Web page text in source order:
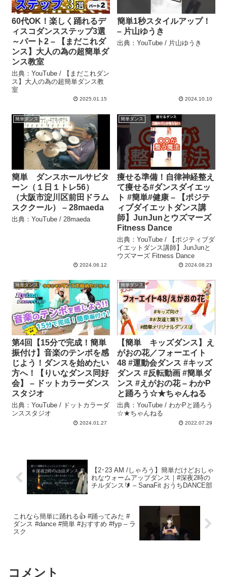
60代OK！楽しく踊れるデ
ィスコダンスステップ3選
～パート2 – 【まだこれダ
ンス】大人の為の超簡単ダ
ンス教室
出典：YouTube / 【まだこれダン
ス】大人の為の超簡単ダンス教
室
2025.01.15
簡単1秒スタイルアップ！
– 片山ゆうき
出典：YouTube / 片山ゆうき
2024.10.10
簡単ダンス
簡単 ダンスホールサビタ
ーン（１日１トレ56）
（大阪市淀川区前田ドラム
スククール） – 28maeda
出典：YouTube / 28maeda
2024.06.12
簡単ダンス
痩せる準備！自律神経整え
て痩せる#ダンスダイエッ
ト #簡単#健康 – 【ポジテ
ィブダイエットダンス講
師】JunJunとウズマーズ
Fitness Dance
出典：YouTube / 【ポジティブダ
イエットダンス講師】JunJunと
ウズマーズ Fitness Dance
2024.08.23
簡単ダンス
第4回【15分で完成！簡単
振付け】音楽のテンポを感
じよう！ダンスを始めたい
方へ！【りいなダンス同好
会】 – ドットカラーダンス
スタジオ
出典：YouTube / ドットカラーダ
ンススタジオ
2024.01.27
簡単ダンス
【簡単 キッズダンス】え
がおの花／フォーエイト
48 #運動会ダンス #キッズ
ダンス #反転動画 #簡単ダ
ンス #えがおの花 – わかP
と踊ろう☆★ちゃんねる
出典：YouTube / わかPと踊ろう
☆★ちゃんねる
2022.07.29
【2･23 AM /しゃろう】簡単だけどおしゃ
れなウォームアップダンス｜#深夜2時の
チルダンス🔰 – SanaFit おうちDANCE部
これなら簡単に踊れる👍 #踊ってみた #
ダンス #dance #簡単 #おすすめ #fyp – ラ
スク
コメント